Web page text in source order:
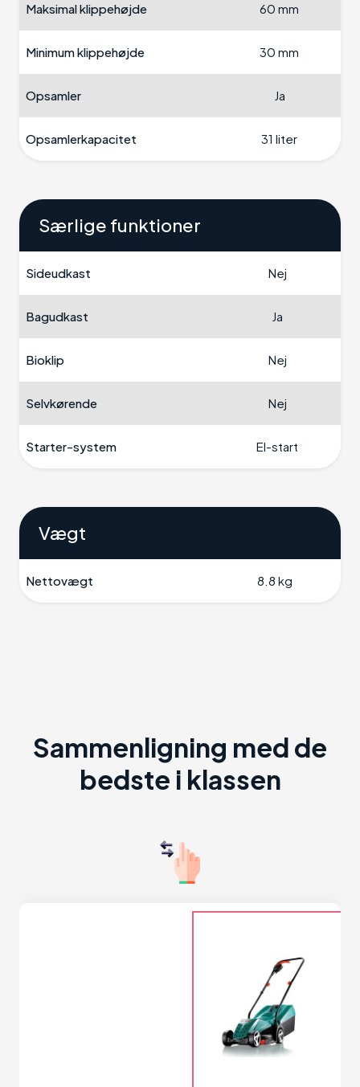
Maksimal klippehøjde 60 mm
Minimum klippehøjde 30 mm
Opsamler Ja
Opsamlerkapacitet 31 liter
Særlige funktioner
Sideudkast Nej
Bagudkast Ja
Bioklip Nej
Selvkørende Nej
Starter-system El-start
Vægt
Nettovægt 8.8 kg
Sammenligning med de
bedste i klassen